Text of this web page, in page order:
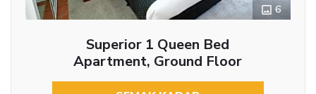
6
Superior 1 Queen Bed
Apartment, Ground Floor